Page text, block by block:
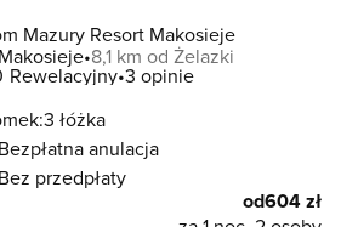
Mazury Resort Makosieje
Makosieje 8,1 km od Żelazki
Rewelacyjny 3 opinie
3 łóżka
Bezpłatna anulacja
Bez przedpłaty
od604 zł